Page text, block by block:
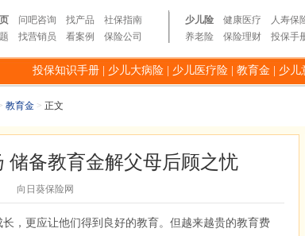
问吧咨询 找产品
社保指南
找营销员 看案例 保险公司
少儿险 健康医疗
人寿保
养老险
保险理财 投保手
投保知识手册 少儿大病险 少儿医疗险 教育金 少儿
教育金 > 正文
储备教育金解父母后顾之忧
向日葵保险网
长，更应让他们得到良好的教育。但越来越贵的教育费